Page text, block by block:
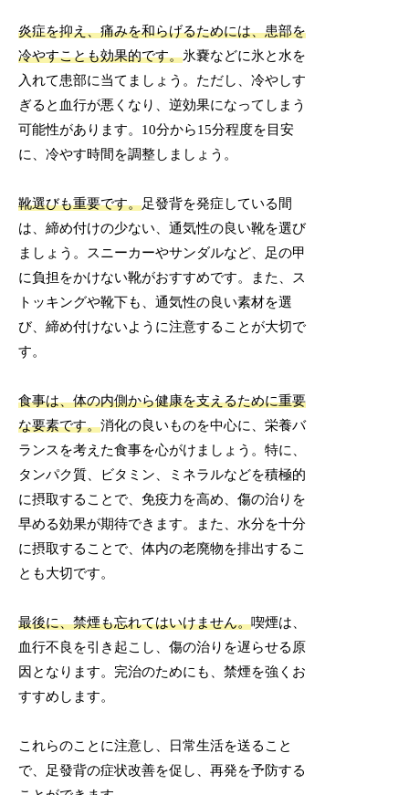
炎症を抑え、痛みを和らげるためには、患部を
冷やすことも効果的です。氷嚢などに氷と水を
入れて患部に当てましょう。ただし、冷やしす
ぎると血行が悪くなり、逆効果になってしまう
可能性があります。10分から15分程度を目安
に、冷やす時間を調整しましょう。
靴選びも重要です。足發背を発症している間
は、締め付けの少ない、通気性の良い靴を選び
ましょう。スニーカーやサンダルなど、足の甲
に負担をかけない靴がおすすめです。また、ス
トッキングや靴下も、通気性の良い素材を選
び、締め付けないように注意することが大切で
す。
食事は、体の内側から健康を支えるために重要
な要素です。消化の良いものを中心に、栄養バ
ランスを考えた食事を心がけましょう。特に、
タンパク質、ビタミン、ミネラルなどを積極的
に摂取することで、免疫力を高め、傷の治りを
早める効果が期待できます。また、水分を十分
に摂取することで、体内の老廃物を排出するこ
とも大切です。
最後に、禁煙も忘れてはいけません。喫煙は、
血行不良を引き起こし、傷の治りを遅らせる原
因となります。完治のためにも、禁煙を強くお
すすめします。
これらのことに注意し、日常生活を送ること
で、足發背の症状改善を促し、再発を予防する